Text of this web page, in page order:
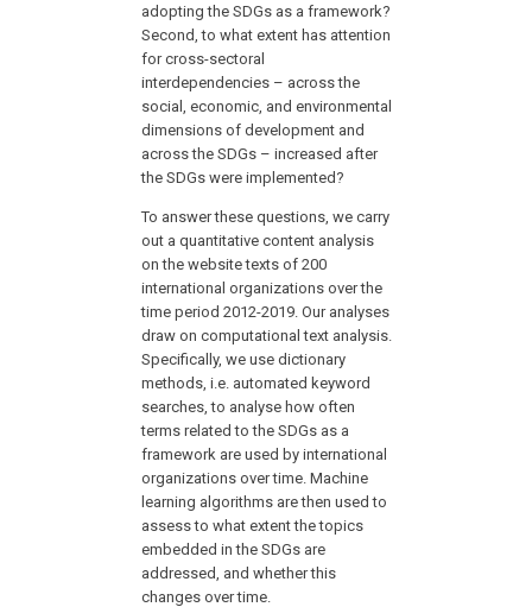
adopting the SDGs as a framework?
Second, to what extent has attention
for cross-sectoral
interdependencies – across the
social, economic, and environmental
dimensions of development and
across the SDGs – increased after
the SDGs were implemented?
To answer these questions, we carry
out a quantitative content analysis
on the website texts of 200
international organizations over the
time period 2012-2019. Our analyses
draw on computational text analysis.
Specifically, we use dictionary
methods, i.e. automated keyword
searches, to analyse how often
terms related to the SDGs as a
framework are used by international
organizations over time. Machine
learning algorithms are then used to
assess to what extent the topics
embedded in the SDGs are
addressed, and whether this
changes over time.